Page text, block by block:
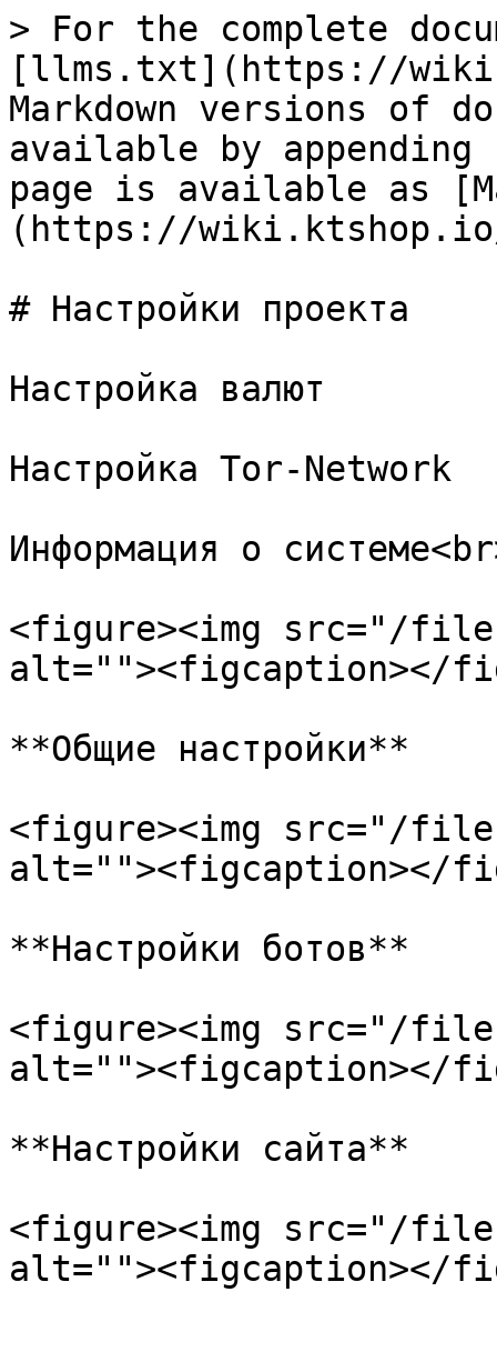
> For the complete
[llms.txt](https://
Markdown versions of
available by
page is available as
(https://
# Настройки проекта
Настройка валют
Настройка Tor-Network
Информация о
<figure><img src="/
alt=""><figcaption></
**Общие настройки**
<figure><img src="/files/
alt=""><figcaption></
**Настройки ботов**
<figure><img src="/files/
alt=""><figcaption></
**Настройки сайта**
<figure><img src="/files/